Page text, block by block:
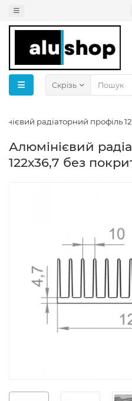
Скрізь
радіаторний профіль
Алюмінієвий
122х36,7 без